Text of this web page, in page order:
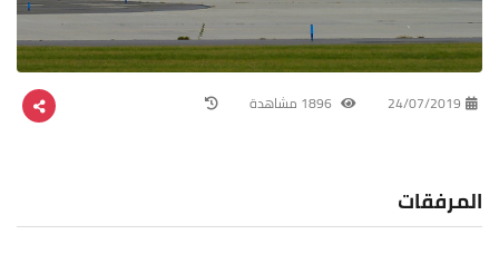
24/07/2019
المرفقات